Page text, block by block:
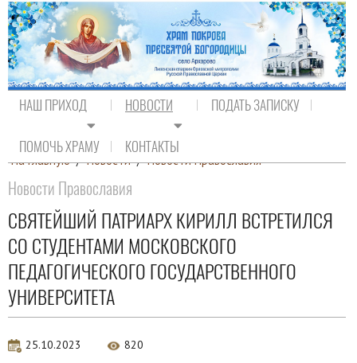
НАШ ПРИХОД НОВОСТИ ПОДАТЬ ЗАПИСКУ
ПОМОЧЬ ХРАМУ КОНТАКТЫ
На главную / Новости / Новости Православия
Новости Православия
СВЯТЕЙШИЙ ПАТРИАРХ КИРИЛЛ ВСТРЕТИЛСЯ
СО СТУДЕНТАМИ МОСКОВСКОГО
ПЕДАГОГИЧЕСКОГО ГОСУДАРСТВЕННОГО
УНИВЕРСИТЕТА
25.10.2023 820